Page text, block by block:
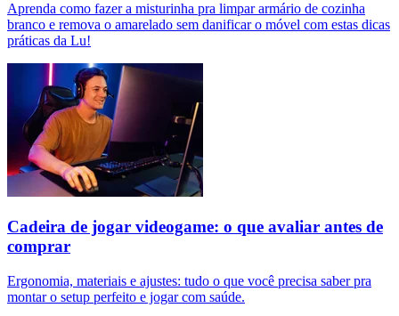
Aprenda como fazer a misturinha pra limpar armário de cozinha
branco e remova o amarelado sem danificar o móvel com estas dicas
práticas da Lu!
Cadeira de jogar videogame: o que avaliar antes de
comprar
Ergonomia, materiais e ajustes: tudo o que você precisa saber pra
montar o setup perfeito e jogar com saúde.